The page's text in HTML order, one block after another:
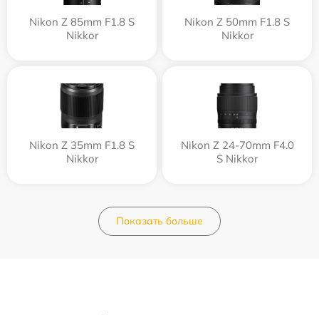
Nikon Z 85mm F1.8 S
Nikkor
Nikon Z 50mm F1.8 S
Nikkor
Nikon Z 35mm F1.8 S
Nikkor
Nikon Z 24-70mm F4.0
S Nikkor
Показать больше